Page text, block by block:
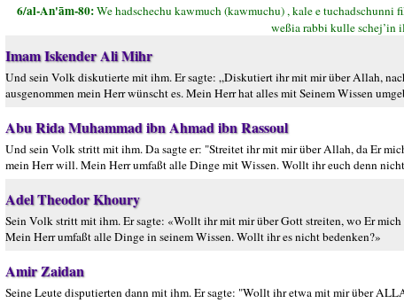
6/al-An'ām-80:We hadschechu kawmuch (kawmuchu) , kale e tuchadschunni
weßia rabbi kulle schej’in
Imam Iskender Ali Mihr
Und sein Volk diskutierte mit ihm. Er sagte: „Diskutiert ihr mit mir über Allah,
ausgenommen mein Herr wünscht es. Mein Herr hat alles mit Seinem Wissen
Abu Rida Muhammad ibn Ahmad ibn Rassoul
Und sein Volk stritt mit ihm. Da sagte er: "Streitet ihr mit mir über Allah, da Er
mein Herr will. Mein Herr umfaßt alle Dinge mit Wissen. Wollt ihr euch denn nicht
Adel Theodor Khoury
Sein Volk stritt mit ihm. Er sagte: «Wollt ihr mit mir über Gott streiten, wo Er
Mein Herr umfaßt alle Dinge in seinem Wissen. Wollt ihr es nicht bedenken?»
Amir Zaidan
Seine Leute disputierten dann mit ihm. Er sagte: "Wollt ihr etwa mit mir über